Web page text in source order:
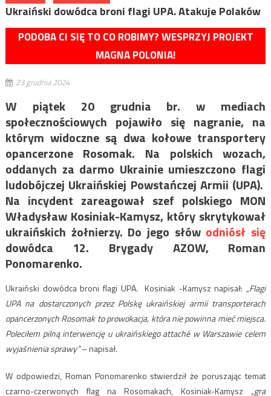
Ukraiński dowódca broni flagi UPA. Atakuje Polaków
PODOBA CI SIĘ TO CO ROBIMY? WESPRZYJ PROJEKT
MAGNA POLONIA!
23 grudnia 2024
W piątek 20 grudnia br. w mediach
społecznościowych pojawiło się nagranie, na
którym widoczne są dwa kołowe transportery
opancerzone Rosomak. Na polskich wozach,
oddanych za darmo Ukrainie umieszczono flagi
ludobójczej Ukraińskiej Powstańczej Armii (UPA).
Na incydent zareagował szef polskiego MON
Władysław Kosiniak-Kamysz, który skrytykował
ukraińskich żołnierzy. Do jego słów odniósł się
dowódca 12. Brygady AZOW, Roman
Ponomarenko.
Ukraiński dowódca broni flagi UPA. Kosiniak -Kamysz napisał:„Flagi
UPA na dostarczonych przez Polskę ukraińskiej armii transporterach
opancerzonych Rosomak to prowokacja, która nie powinna mieć miejsca.
Poleciłem pilną interwencję u ukraińskiego attaché w Warszawie celem
wyjaśnienia sprawy”– napisał.
W odpowiedzi, Roman Ponomarenko stwierdził że poruszając temat
czarno-czerwonych flag na Rosomakach, Kosiniak-Kamysz„gra